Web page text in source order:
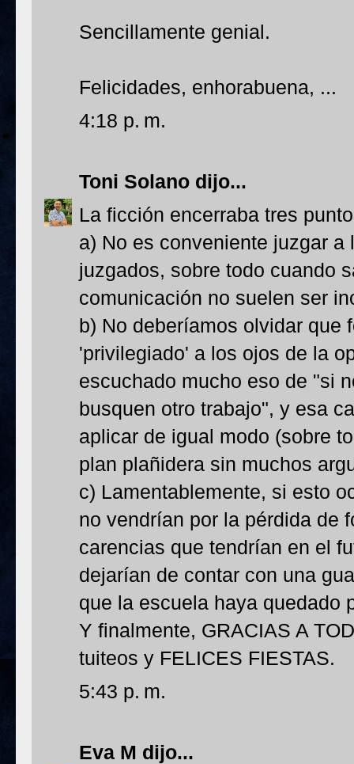
Sencillamente genial.
Felicidades, enhorabuena, ...
4:18 p. m.
Toni Solano dijo...
La ficción encerraba tres
a) No es conveniente juzgar
juzgados, sobre todo cuando
comunicación no suelen ser
b) No deberíamos olvidar que
'privilegiado' a los ojos de la
escuchado mucho eso de "si
busquen otro trabajo", y esa
aplicar de igual modo (sobre
plan plañidera sin muchos
c) Lamentablemente, si esto
no vendrían por la pérdida de
carencias que tendrían en el
dejarían de contar con una
que la escuela haya quedado
Y finalmente, GRACIAS A
tuiteos y FELICES FIESTAS.
5:43 p. m.
Eva M dijo...